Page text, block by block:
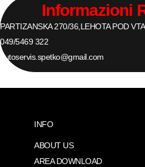
Informazioni
PARTIZANSKA 270/36, LEHOTA POD
049/5469 322
autoservis.spetko@gmail.com
INFO
ABOUT US
AREA DOWNLOAD